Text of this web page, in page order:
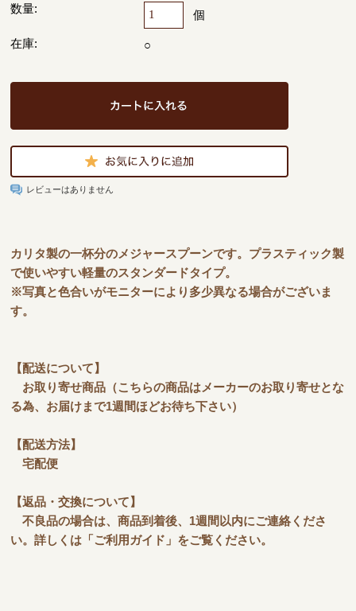
数量: 個
在庫: ○
レビューはありません
カリタ製の一杯分のメジャースプーンです。プラスティック製
で使いやすい軽量のスタンダードタイプ。
※写真と色合いがモニターにより多少異なる場合がございま
す。
【配送について】
お取り寄せ商品（こちらの商品はメーカーのお取り寄せとな
る為、お届けまで1週間ほどお待ち下さい）
【配送方法】
宅配便
【返品・交換について】
不良品の場合は、商品到着後、1週間以内にご連絡くださ
い。詳しくは「ご利用ガイド」をご覧ください。